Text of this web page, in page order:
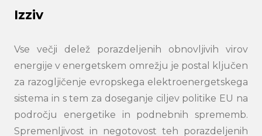
Izziv
Vse večji delež porazdeljenih obnovljivih virov
energije v energetskem omrežju je postal ključen
za razogljičenje evropskega elektroenergetskega
sistema in s tem za doseganje ciljev politike EU na
področju energetike in podnebnih sprememb.
Spremenljivost in negotovost teh porazdeljenih